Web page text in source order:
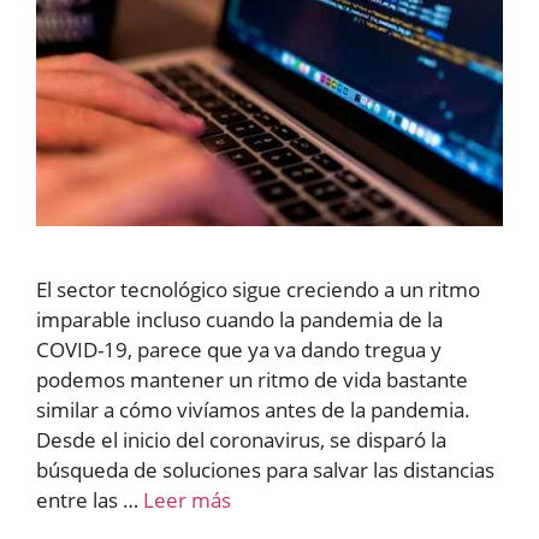
El sector tecnológico sigue creciendo a un ritmo
imparable incluso cuando la pandemia de la
COVID-19, parece que ya va dando tregua y
podemos mantener un ritmo de vida bastante
similar a cómo vivíamos antes de la pandemia.
Desde el inicio del coronavirus, se disparó la
búsqueda de soluciones para salvar las distancias
entre las … Leer más